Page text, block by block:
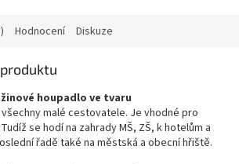
Hodnocení Diskuze
houpadlo ve tvaru
všechny malé cestovatele. Je vhodné pro
se hodí na zahrady MŠ, ZŠ, k hotelům a
řadě také na městská a obecní hřiště.